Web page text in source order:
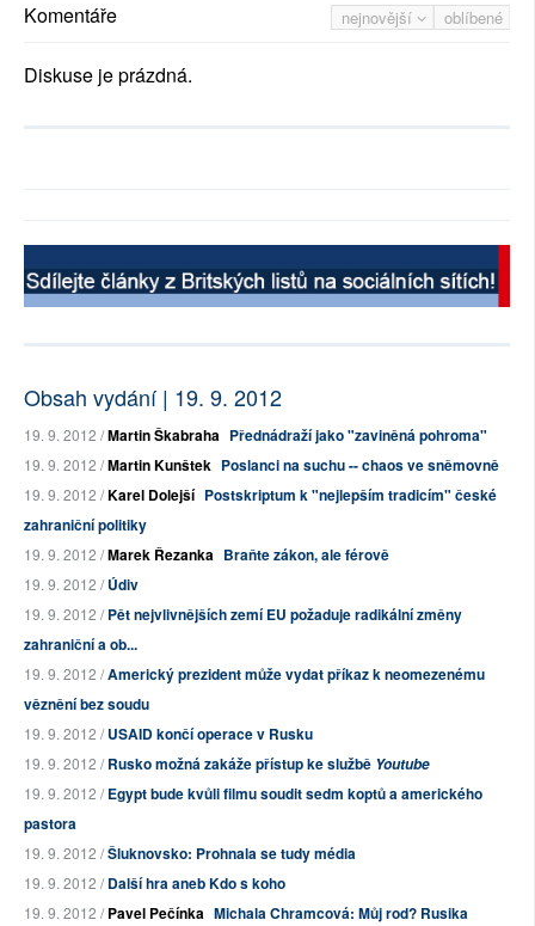
nejnovější oblíbené
Komentáře
Diskuse je prázdná.
Obsah vydání | 19. 9. 2012
19. 9. 2012 /Martin Škabraha Přednádraží jako "zaviněná pohroma"
19. 9. 2012 /Martin Kunštek Poslanci na suchu -- chaos ve sněmovně
19. 9. 2012 /Karel Dolejší Postskriptum k "nejlepším tradicím" české
zahraniční politiky
19. 9. 2012 /Marek Řezanka Braňte zákon, ale férově
19. 9. 2012 /Údiv
19. 9. 2012 /Pět nejvlivnějších zemí EU požaduje radikální změny
zahraniční a ob...
19. 9. 2012 /Americký prezident může vydat příkaz k neomezenému
věznění bez soudu
19. 9. 2012 /USAID končí operace v Rusku
19. 9. 2012 /Rusko možná zakáže přístup ke službě Youtube
19. 9. 2012 /Egypt bude kvůli filmu soudit sedm koptů a amerického
pastora
19. 9. 2012 /Šluknovsko: Prohnala se tudy média
19. 9. 2012 /Další hra aneb Kdo s koho
19. 9. 2012 /Pavel Pečínka Michala Chramcová: Můj rod? Rusika